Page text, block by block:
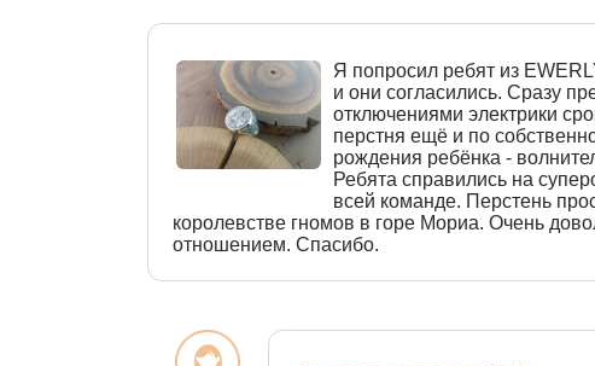
Я попросил ребят из
и они согласились. Сразу
отключениями электрики
перстня ещё и по
рождения ребёнка -
Ребята справились на
всей команде. Перстень
королевстве гномов в горе Мориа. Очень
отношением. Спасибо.